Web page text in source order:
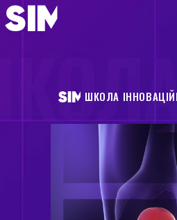
ШКОЛА